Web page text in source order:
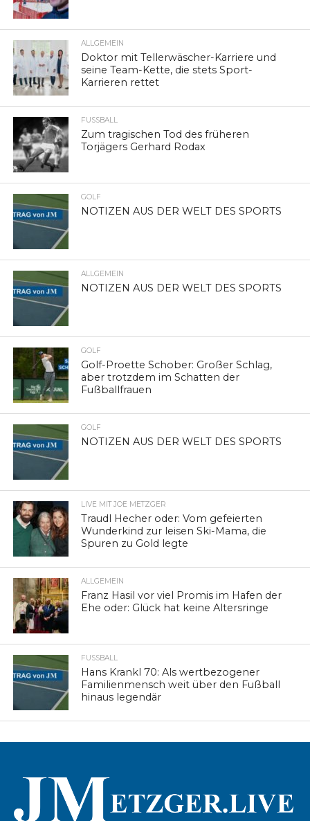
ALLGEMEIN
Doktor mit Tellerwäscher-Karriere und
seine Team-Kette, die stets Sport-
Karrieren rettet
FUSSBALL
Zum tragischen Tod des früheren
Torjägers Gerhard Rodax
GOLF
NOTIZEN AUS DER WELT DES SPORTS
ALLGEMEIN
NOTIZEN AUS DER WELT DES SPORTS
GOLF
Golf-Proette Schober: Großer Schlag,
aber trotzdem im Schatten der
Fußballfrauen
GOLF
NOTIZEN AUS DER WELT DES SPORTS
LIVE MIT JOE METZGER
Traudl Hecher oder: Vom gefeierten
Wunderkind zur leisen Ski-Mama, die
Spuren zu Gold legte
ALLGEMEIN
Franz Hasil vor viel Promis im Hafen der
Ehe oder: Glück hat keine Altersringe
FUSSBALL
Hans Krankl 70: Als wertbezogener
Familienmensch weit über den Fußball
hinaus legendär